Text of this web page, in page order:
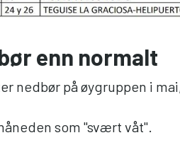
enn normalt
nedbør på øygruppen i
som "svært våt".